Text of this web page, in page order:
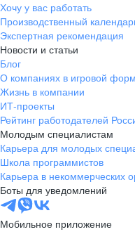
Хочу у вас работать
Производственный
Экспертная рекомендация
Новости и статьи
Блог
О компаниях в игровой
Жизнь в компании
ИТ-проекты
Рейтинг работодателей
Молодым специалистам
Карьера для молодых
Школа программистов
Карьера в некоммерческих
Боты для уведомлений
Мобильное приложение